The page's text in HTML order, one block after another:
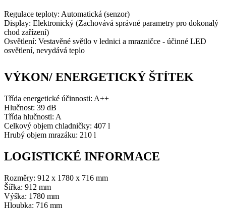
Regulace teploty: Automatická (senzor)
Display: Elektronický (Zachovává správné parametry pro dokonalý
chod zařízení)
Osvětlení: Vestavěné světlo v lednici a mrazničce - účinné LED
osvětlení, nevydává teplo
VÝKON/ ENERGETICKÝ ŠTÍTEK
Třída energetické účinnosti: A++
Hlučnost: 39 dB
Třída hlučnosti: A
Celkový objem chladničky: 407 l
Hrubý objem mrazáku: 210 l
LOGISTICKÉ INFORMACE
Rozměry: 912 x 1780 x 716 mm
Šířka: 912 mm
Výška: 1780 mm
Hloubka: 716 mm